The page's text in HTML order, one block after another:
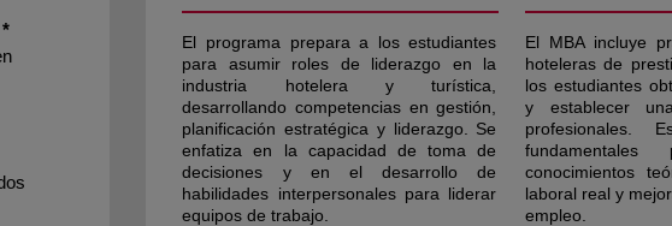
El programa prepara a los estudiantes
para asumir roles de liderazgo en la
industria hotelera y turística,
desarrollando competencias en gestión,
planificación estratégica y liderazgo. Se
enfatiza en la capacidad de toma de
decisiones y en el desarrollo de
habilidades interpersonales para liderar
equipos de trabajo.
El MBA incluye
hoteleras de
los estudiantes
y establecer
profesionales.
conocimientos
laboral real y
empleo.